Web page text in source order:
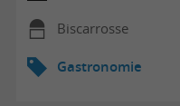
Biscarrosse
Gastronomie